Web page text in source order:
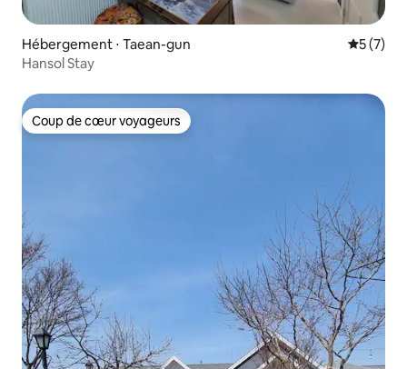
Hébergement ⋅ Taean-gun
5 (7)
Hansol Stay
Coup de cœur voyageurs
Coup de cœur voyageurs